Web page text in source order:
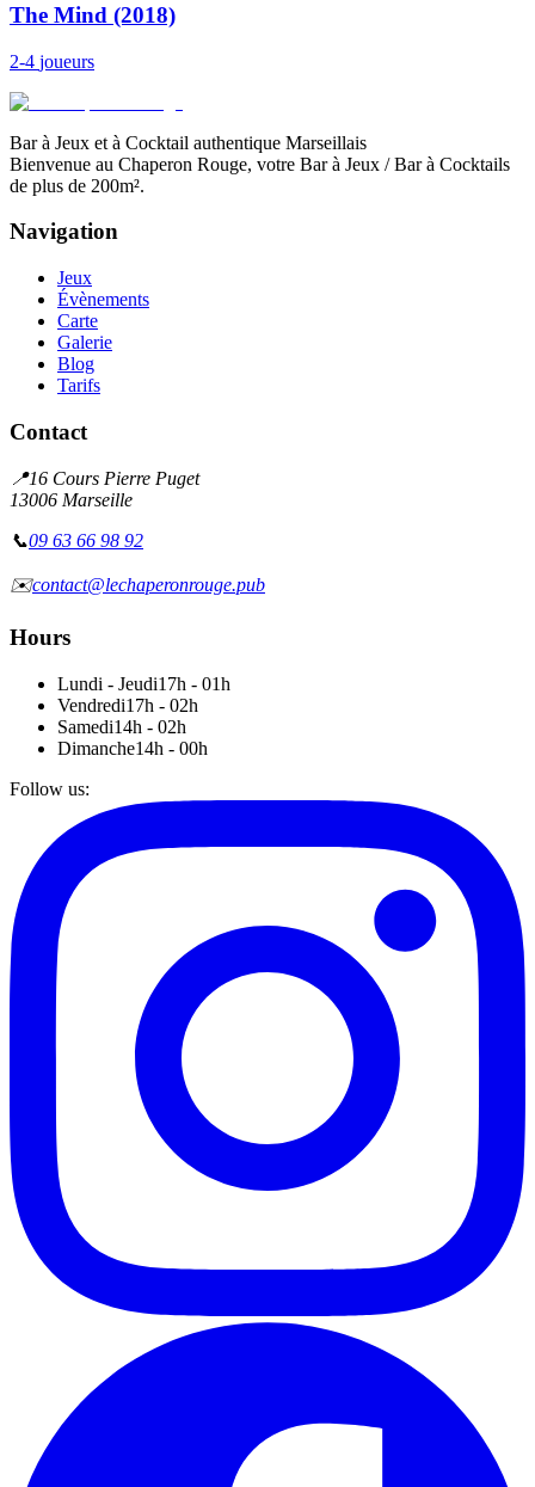
The Mind (2018)
2-4 joueurs
Bar à Jeux et à Cocktail authentique Marseillais
Bienvenue au Chaperon Rouge, votre Bar à Jeux / Bar à Cocktails
de plus de 200m².
Navigation
Jeux
Évènements
Carte
Galerie
Blog
Tarifs
Contact
📍16 Cours Pierre Puget
13006 Marseille
📞09 63 66 98 92
✉️contact@lechaperonrouge.pub
Hours
Lundi - Jeudi17h - 01h
Vendredi17h - 02h
Samedi14h - 02h
Dimanche14h - 00h
Follow us: